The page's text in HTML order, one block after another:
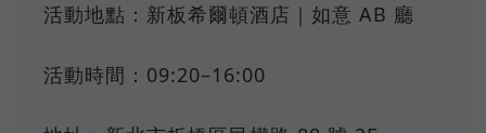
活動地點：新板希爾頓酒店｜如意 AB 廳
活動時間：09:20–16:00